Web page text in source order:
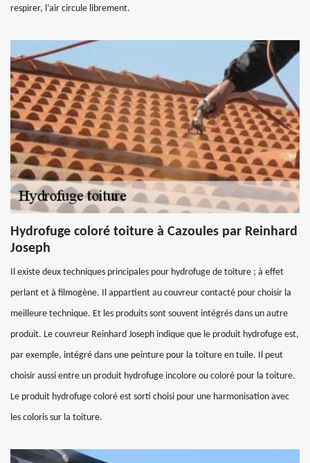
respirer, l’air circule librement.
Hydrofuge coloré toiture à Cazoules par Reinhard
Joseph
Il existe deux techniques principales pour hydrofuge de toiture ; à effet
perlant et à filmogène. Il appartient au couvreur contacté pour choisir la
meilleure technique. Et les produits sont souvent intégrés dans un autre
produit. Le couvreur Reinhard Joseph indique que le produit hydrofuge est,
par exemple, intégré dans une peinture pour la toiture en tuile. Il peut
choisir aussi entre un produit hydrofuge incolore ou coloré pour la toiture.
Le produit hydrofuge coloré est sorti choisi pour une harmonisation avec
les coloris sur la toiture.